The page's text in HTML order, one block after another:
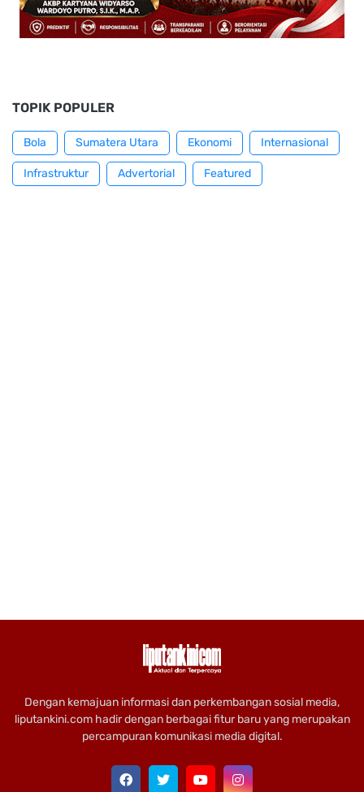
TOPIK POPULER
Bola Sumatera Utara Ekonomi Internasional
Infrastruktur Advertorial Featured
Dengan kemajuan informasi dan perkembangan sosial media,
liputankini.com hadir dengan berbagai fitur baru yang merupakan
percampuran komunikasi media digital.